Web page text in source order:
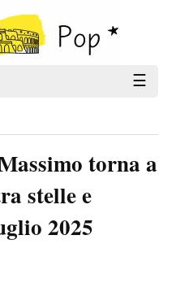
☰
torna a
stelle e
2025